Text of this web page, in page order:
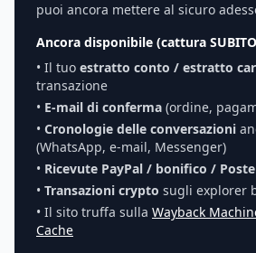
puoi ancora mettere al sicuro
Ancora disponibile (cattura
• Il tuo estratto conto / estratto
transazione
• E-mail di conferma (ordine,
• Cronologie delle conversazioni
(WhatsApp, e-mail, Messenger)
• Ricevute PayPal / bonifico /
• Transazioni crypto sugli explorer
• Il sito truffa sulla Wayback
Cache